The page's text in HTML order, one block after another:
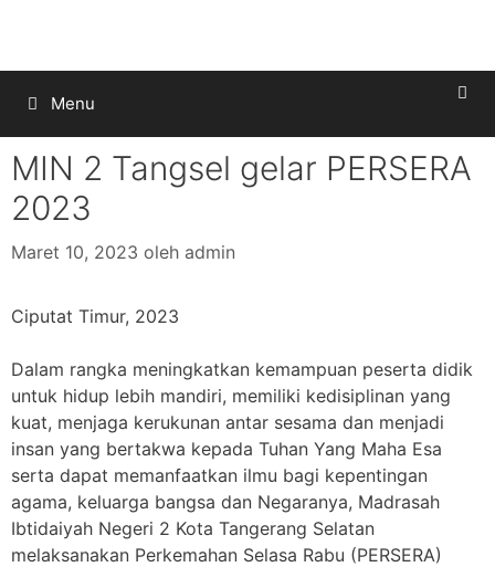
Menu
MIN 2 Tangsel gelar PERSERA
2023
Maret 10, 2023 oleh admin
Ciputat Timur, 2023
Dalam rangka meningkatkan kemampuan peserta didik
untuk hidup lebih mandiri, memiliki kedisiplinan yang
kuat, menjaga kerukunan antar sesama dan menjadi
insan yang bertakwa kepada Tuhan Yang Maha Esa
serta dapat memanfaatkan ilmu bagi kepentingan
agama, keluarga bangsa dan Negaranya, Madrasah
Ibtidaiyah Negeri 2 Kota Tangerang Selatan
melaksanakan Perkemahan Selasa Rabu (PERSERA)